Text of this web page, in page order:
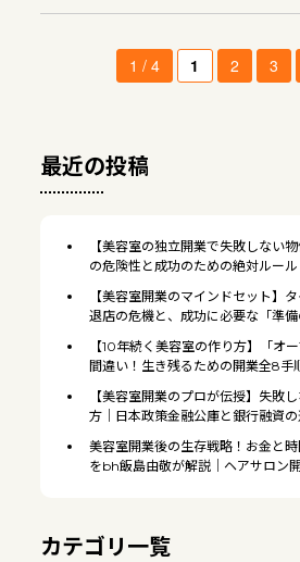
1 / 4 1 2 3
最近の投稿
【美容室の独立開業で失敗しない
の危険性と成功のための絶対ルール
【美容室開業のマインドセット】
退店の危機と、成功に必要な「準備
【10年続く美容室の作り方】「オ
間違い！生き残るための開業全8手
【美容室開業のプロが伝授】失敗
方｜日本政策金融公庫と銀行融資の
美容室開業後の生存戦略！お金と
をbh飯島由敬が解説｜ヘアサロン
カテゴリ一覧